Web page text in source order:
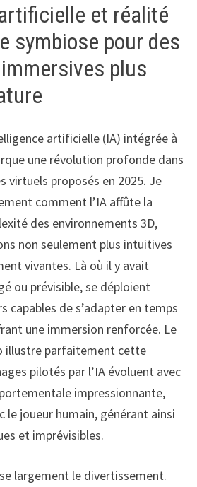
et réalité
symbiose pour des
plus
artificielle (IA) intégrée à
une révolution profonde dans
virtuels proposés en 2025. Je
comment l’IA affûte la
des environnements 3D,
non seulement plus intuitives
vivantes. Là où il y avait
ou prévisible, se déploient
capables de s’adapter en temps
une immersion renforcée. Le
illustre parfaitement cette
pilotés par l’IA évoluent avec
impressionnante,
le joueur humain, générant ainsi
et imprévisibles.
largement le divertissement.